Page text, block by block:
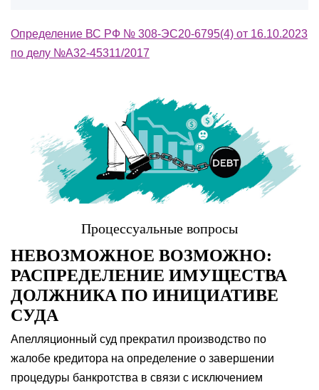
Определение ВС РФ № 308-ЭС20-6795(4) от 16.10.2023
по делу №А32-45311/2017
Процессуальные вопросы
НЕВОЗМОЖНОЕ ВОЗМОЖНО:
РАСПРЕДЕЛЕНИЕ ИМУЩЕСТВА
ДОЛЖНИКА ПО ИНИЦИАТИВЕ
СУДА
Апелляционный суд прекратил производство по
жалобе кредитора на определение о завершении
процедуры банкротства в связи с исключением